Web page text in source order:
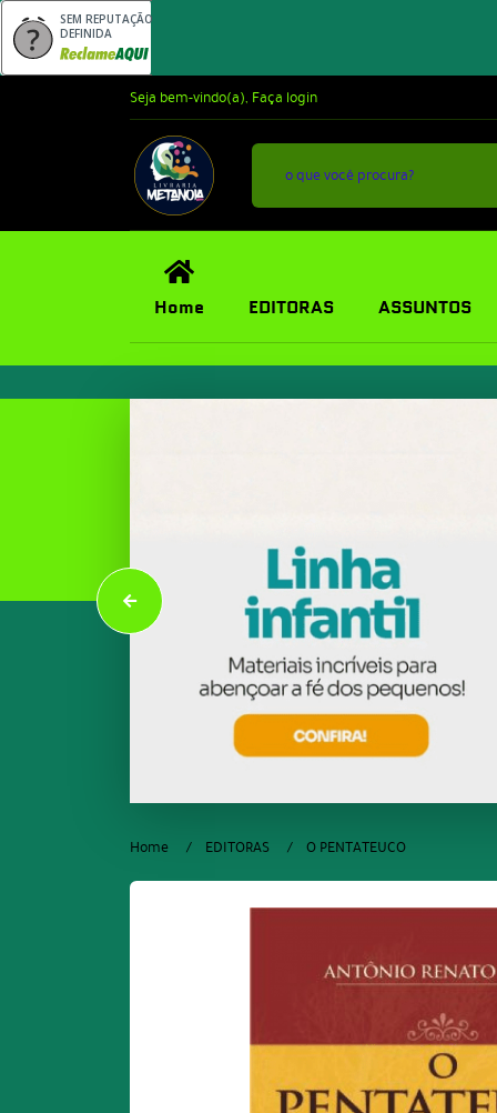
SEM REPUTAÇÃO
DEFINIDA
Seja bem-vindo(a), Faça login
Home EDITORAS ASSUNTOS
Home EDITORAS O PENTATEUCO